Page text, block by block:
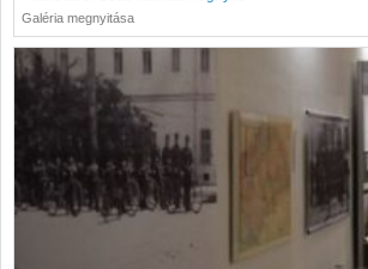
Galéria megnyitása